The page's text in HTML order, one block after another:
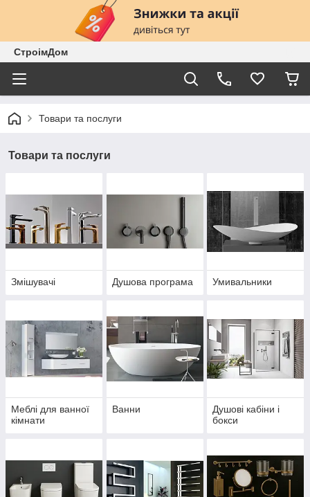
СтроімДом
Товари та послуги
Товари та послуги
Змішувачі Душова програма Умивальники
Меблі для ванної
кімнати
Ванни
Душові кабіни і
бокси